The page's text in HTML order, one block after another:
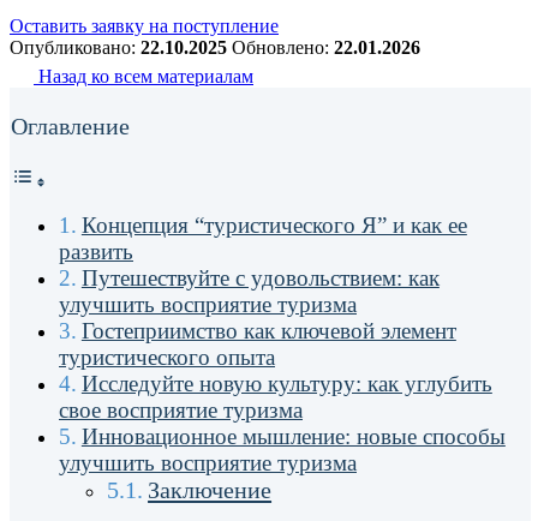
Оставить заявку на поступление
Опубликовано: 22.10.2025 Обновлено: 22.01.2026
Назад ко всем материалам
Оглавление
Концепция “туристического Я” и как ее
развить
Путешествуйте с удовольствием: как
улучшить восприятие туризма
Гостеприимство как ключевой элемент
туристического опыта
Исследуйте новую культуру: как углубить
свое восприятие туризма
Инновационное мышление: новые способы
улучшить восприятие туризма
Заключение